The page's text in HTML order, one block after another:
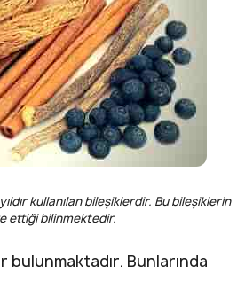
kullanılan bileşiklerdir. Bu bileşiklerin
ettiği bilinmektedir.
Bunlarında